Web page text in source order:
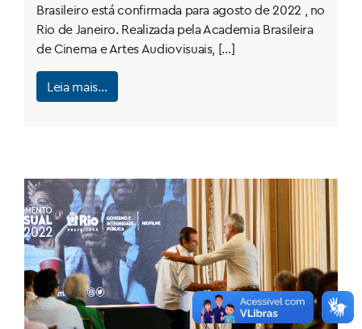
Brasileiro está confirmada para agosto de 2022 , no
Rio de Janeiro. Realizada pela Academia Brasileira
de Cinema e Artes Audiovisuais, […]
Leia mais…